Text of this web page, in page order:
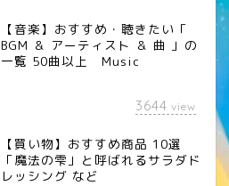
【音楽】おすすめ・聴きたい「
BGM ＆ アーティスト ＆ 曲 」の
一覧 50曲以上 Music
3644 view
【買い物】おすすめ商品 10選
「魔法の雫」と呼ばれるサラダド
レッシング など